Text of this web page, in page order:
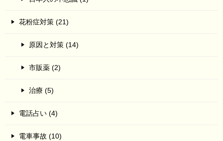
花粉症対策 (21)
原因と対策 (14)
市販薬 (2)
治療 (5)
電話占い (4)
電車事故 (10)